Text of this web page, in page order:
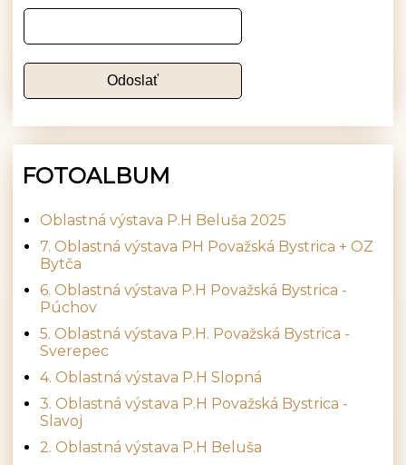
FOTOALBUM
Oblastná výstava P.H Beluša 2025
7. Oblastná výstava PH Považská Bystrica + OZ
Bytča
6. Oblastná výstava P.H Považská Bystrica -
Púchov
5. Oblastná výstava P.H. Považská Bystrica -
Sverepec
4. Oblastná výstava P.H Slopná
3. Oblastná výstava P.H Považská Bystrica -
Slavoj
2. Oblastná výstava P.H Beluša